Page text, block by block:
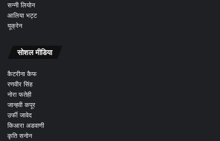
सन्नी लियोन
आलिया भट्ट
यूक्रेन
सोशल मीडिया
कैटरीना कैफ
रणवीर सिंह
नोरा फतेही
जान्हवी कपूर
उर्फी जावेद
किआरा अडवाणी
कृति सनोन